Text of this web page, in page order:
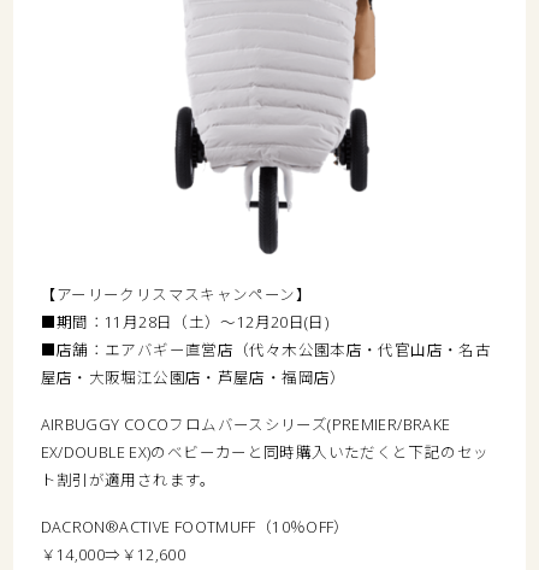
【アーリークリスマスキャンペーン】
■期間：11月28日（土）～12月20日(日)
■店舗：エアバギー直営店（代々木公園本店・代官山店・名古
屋店・大阪堀江公園店・芦屋店・福岡店）
AIRBUGGY COCOフロムバースシリーズ(PREMIER/BRAKE
EX/DOUBLE EX)のベビーカーと同時購入いただくと下記のセッ
ト割引が適用されます。
DACRON®ACTIVE FOOTMUFF（10％OFF）
￥14,000⇒￥12,600